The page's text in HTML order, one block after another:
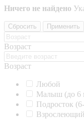
Ничего не найдено
Сбросить Применить
Возраст
Возраст
Любой
Малыш (до 6
Подросток